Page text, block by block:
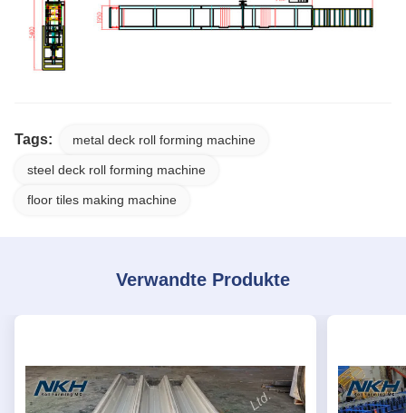
Tags: metal deck roll forming machine
steel deck roll forming machine
floor tiles making machine
Verwandte Produkte